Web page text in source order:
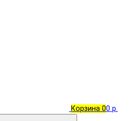
Корзина 00 р.